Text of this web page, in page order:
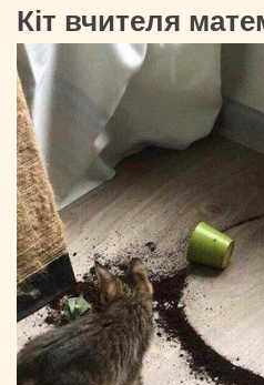
Кіт вчителя